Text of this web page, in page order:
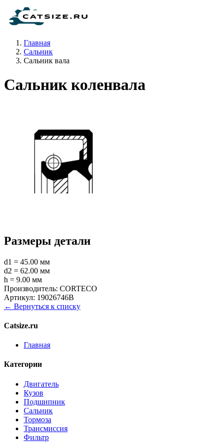
Главная
Сальник
Сальник вала
Сальник коленвала
Размеры детали
d1 = 45.00 мм
d2 = 62.00 мм
h = 9.00 мм
Производитель: CORTECO
Артикул: 19026746B
← Вернуться к списку
Catsize.ru
Главная
Категории
Двигатель
Кузов
Подшипник
Сальник
Тормоза
Трансмиссия
Фильтр